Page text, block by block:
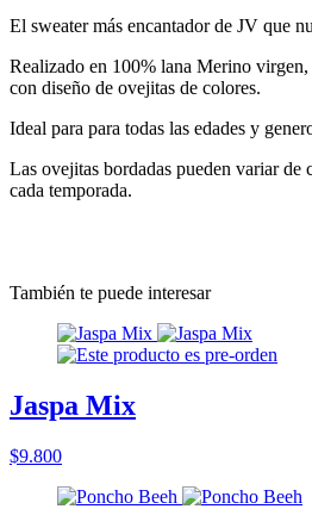
El sweater más encantador de JV que
Realizado en 100% lana Merino
con diseño de ovejitas de colores.
Ideal para para todas las edades y
Las ovejitas bordadas pueden variar de
cada temporada.
También te puede interesar
Jaspa Mix
$9.800